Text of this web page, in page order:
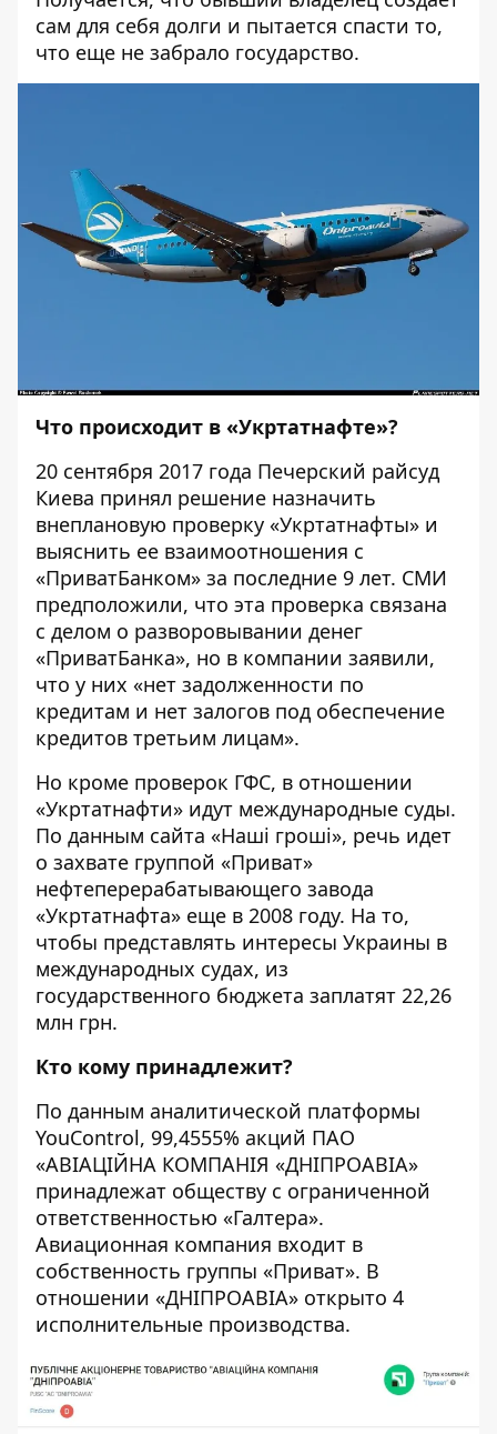
сам для себя долги и пытается спасти то,
что еще не забрало государство.
Что происходит в «Укртатнафте»?
20 сентября 2017 года Печерский райсуд
Киева принял решение назначить
внеплановую проверку «Укртатнафты» и
выяснить ее взаимоотношения с
«ПриватБанком» за последние 9 лет. СМИ
предположили, что эта проверка связана
с делом о разворовывании денег
«ПриватБанка», но в компании заявили,
что у них «нет задолженности по
кредитам и нет залогов под обеспечение
кредитов третьим лицам».
Но кроме проверок ГФС, в отношении
«Укртатнафти» идут международные суды.
По данным сайта «Наші гроші», речь идет
о захвате группой «Приват»
нефтеперерабатывающего завода
«Укртатнафта» еще в 2008 году. На то,
чтобы представлять интересы Украины в
международных судах, из
государственного бюджета заплатят 22,26
млн грн.
Кто кому принадлежит?
По данным аналитической платформы
YouControl, 99,4555% акций ПАО
«АВІАЦІЙНА КОМПАНІЯ «ДНІПРОАВІА»
принадлежат обществу с ограниченной
ответственностью «Галтера».
Авиационная компания входит в
собственность группы «Приват». В
отношении «ДНІПРОАВІА» открыто 4
исполнительные производства.